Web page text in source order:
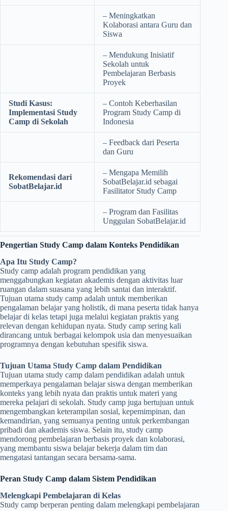
– Meningkatkan
Kolaborasi antara Guru dan
Siswa
– Mendukung Inisiatif
Sekolah untuk
Pembelajaran Berbasis
Proyek
Studi Kasus:
Implementasi Study
Camp di Sekolah
– Contoh Keberhasilan
Program Study Camp di
Indonesia
– Feedback dari Peserta
dan Guru
Rekomendasi dari
SobatBelajar.id
– Mengapa Memilih
SobatBelajar.id sebagai
Fasilitator Study Camp
– Program dan Fasilitas
Unggulan SobatBelajar.id
Pengertian Study Camp dalam Konteks Pendidikan
Apa Itu Study Camp?
Study camp adalah program pendidikan yang
menggabungkan kegiatan akademis dengan aktivitas luar
ruangan dalam suasana yang lebih santai dan interaktif.
Tujuan utama study camp adalah untuk memberikan
pengalaman belajar yang holistik, di mana peserta tidak hanya
belajar di kelas tetapi juga melalui kegiatan praktis yang
relevan dengan kehidupan nyata. Study camp sering kali
dirancang untuk berbagai kelompok usia dan menyesuaikan
programnya dengan kebutuhan spesifik siswa.
Tujuan Utama Study Camp dalam Pendidikan
Tujuan utama study camp dalam pendidikan adalah untuk
memperkaya pengalaman belajar siswa dengan memberikan
konteks yang lebih nyata dan praktis untuk materi yang
mereka pelajari di sekolah. Study camp juga bertujuan untuk
mengembangkan keterampilan sosial, kepemimpinan, dan
kemandirian, yang semuanya penting untuk perkembangan
pribadi dan akademis siswa. Selain itu, study camp
mendorong pembelajaran berbasis proyek dan kolaborasi,
yang membantu siswa belajar bekerja dalam tim dan
mengatasi tantangan secara bersama-sama.
Peran Study Camp dalam Sistem Pendidikan
Melengkapi Pembelajaran di Kelas
Study camp berperan penting dalam melengkapi pembelajaran